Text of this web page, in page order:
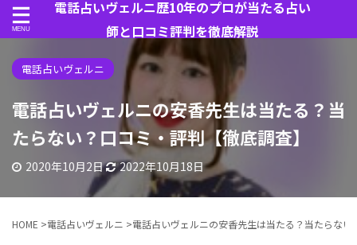
電話占いヴェルニ歴10年のプロが当たる占い
師と口コミ評判を徹底解説
電話占いヴェルニ
電話占いヴェルニの安香先生は当たる？当
たらない？口コミ・評判【徹底調査】
2020年10月2日 2022年10月18日
HOME >電話占いヴェルニ >電話占いヴェルニの安香先生は当たる？当たらな